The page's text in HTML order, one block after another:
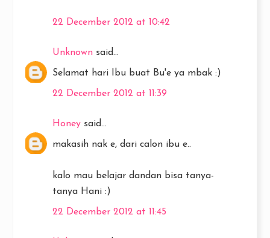
22 December 2012 at 10:42
Unknown said...
Selamat hari Ibu buat Bu'e ya mbak :)
22 December 2012 at 11:39
Honey said...
makasih nak e, dari calon ibu e..
kalo mau belajar dandan bisa tanya-
tanya Hani :)
22 December 2012 at 11:45